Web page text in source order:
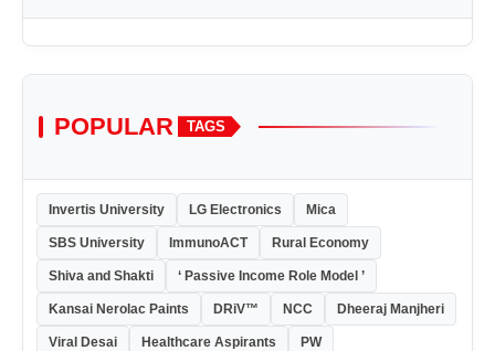
POPULAR TAGS
Invertis University LG Electronics Mica
SBS University ImmunoACT Rural Economy
Shiva and Shakti ‘ Passive Income Role Model ’
Kansai Nerolac Paints DRiV™ NCC Dheeraj Manjheri
Viral Desai Healthcare Aspirants PW